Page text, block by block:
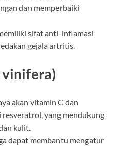
dan memperbaiki
sifat anti-inflamasi
gejala artritis.
vinifera)
akan vitamin C dan
yang mendukung
kulit.
dapat membantu mengatur